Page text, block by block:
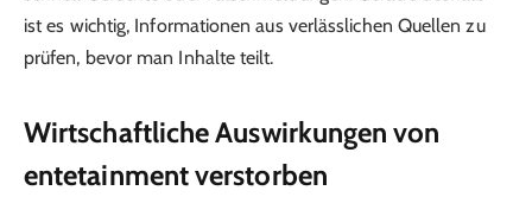
ist es wichtig, Informationen aus verlässlichen Quellen zu
prüfen, bevor man Inhalte teilt.
Wirtschaftliche Auswirkungen von
entetainment verstorben